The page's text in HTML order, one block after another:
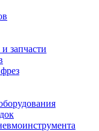
запчасти